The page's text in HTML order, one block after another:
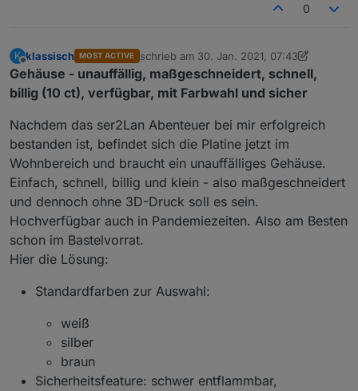
0
K
Offline
klassisch MOST ACTIVE schrieb am 30. Jan. 2021, 07:43
zuletzt editiert von klassisch
Gehäuse - unauffällig, maßgeschneidert, schnell,
billig (10 ct), verfügbar, mit Farbwahl und sicher
Nachdem das ser2Lan Abenteuer bei mir erfolgreich
bestanden ist, befindet sich die Platine jetzt im
Wohnbereich und braucht ein unauffälliges Gehäuse.
Einfach, schnell, billig und klein - also maßgeschneidert
und dennoch ohne 3D-Druck soll es sein.
Hochverfügbar auch in Pandemiezeiten. Also am Besten
schon im Bastelvorrat.
Hier die Lösung:
Standardfarben zur Auswahl:
weiß
silber
braun
Sicherheitsfeature: schwer entflammbar,